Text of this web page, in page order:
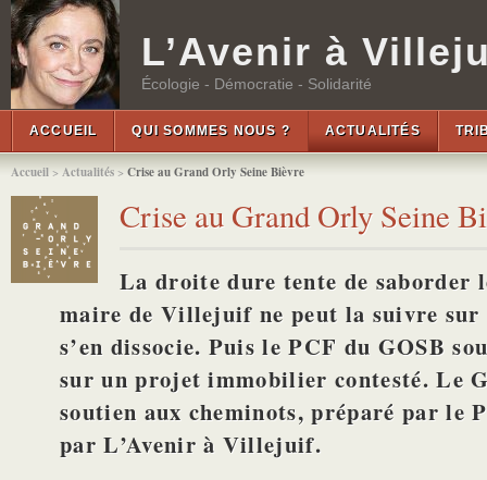
L’Avenir à
Écologie - Démocratie - Solidarité
ACCUEIL QUI SOMMES NOUS ? ACTUALITÉS
Accueil > Actualités > Crise au Grand Orly Seine Bièvre
Crise au Grand Orly Seine
La droite dure tente de saborder
maire de Villejuif ne peut la suivre
s’en dissocie. Puis le PCF du GOSB
sur un projet immobilier contesté. Le
soutien aux cheminots, préparé par le
par L’Avenir à Villejuif.